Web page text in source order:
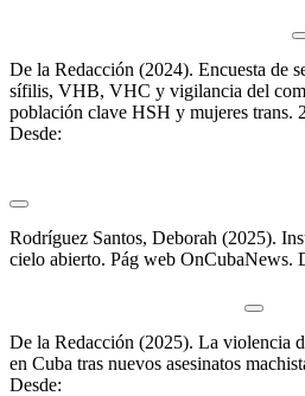
De la Redacción (2024). Encuesta de
sífilis, VHB, VHC y vigilancia del
población clave HSH y mujeres trans.
Desde:
Rodríguez Santos, Deborah (2025).
cielo abierto. Pág web OnCubaNews.
De la Redacción (2025). La violencia
en Cuba tras nuevos asesinatos
Desde: